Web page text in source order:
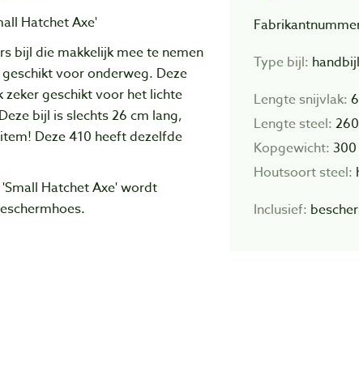
Hatchet Axe'
bijl die makkelijk mee te nemen
voor onderweg. Deze
zeker geschikt voor het lichte
bijl is slechts 26 cm lang,
Deze 410 heeft dezelfde
Hatchet Axe' wordt
Type bijl: handbijl
Lengte snijvlak:
Lengte steel:
Kopgewicht:
Houtsoort steel:
Inclusief: